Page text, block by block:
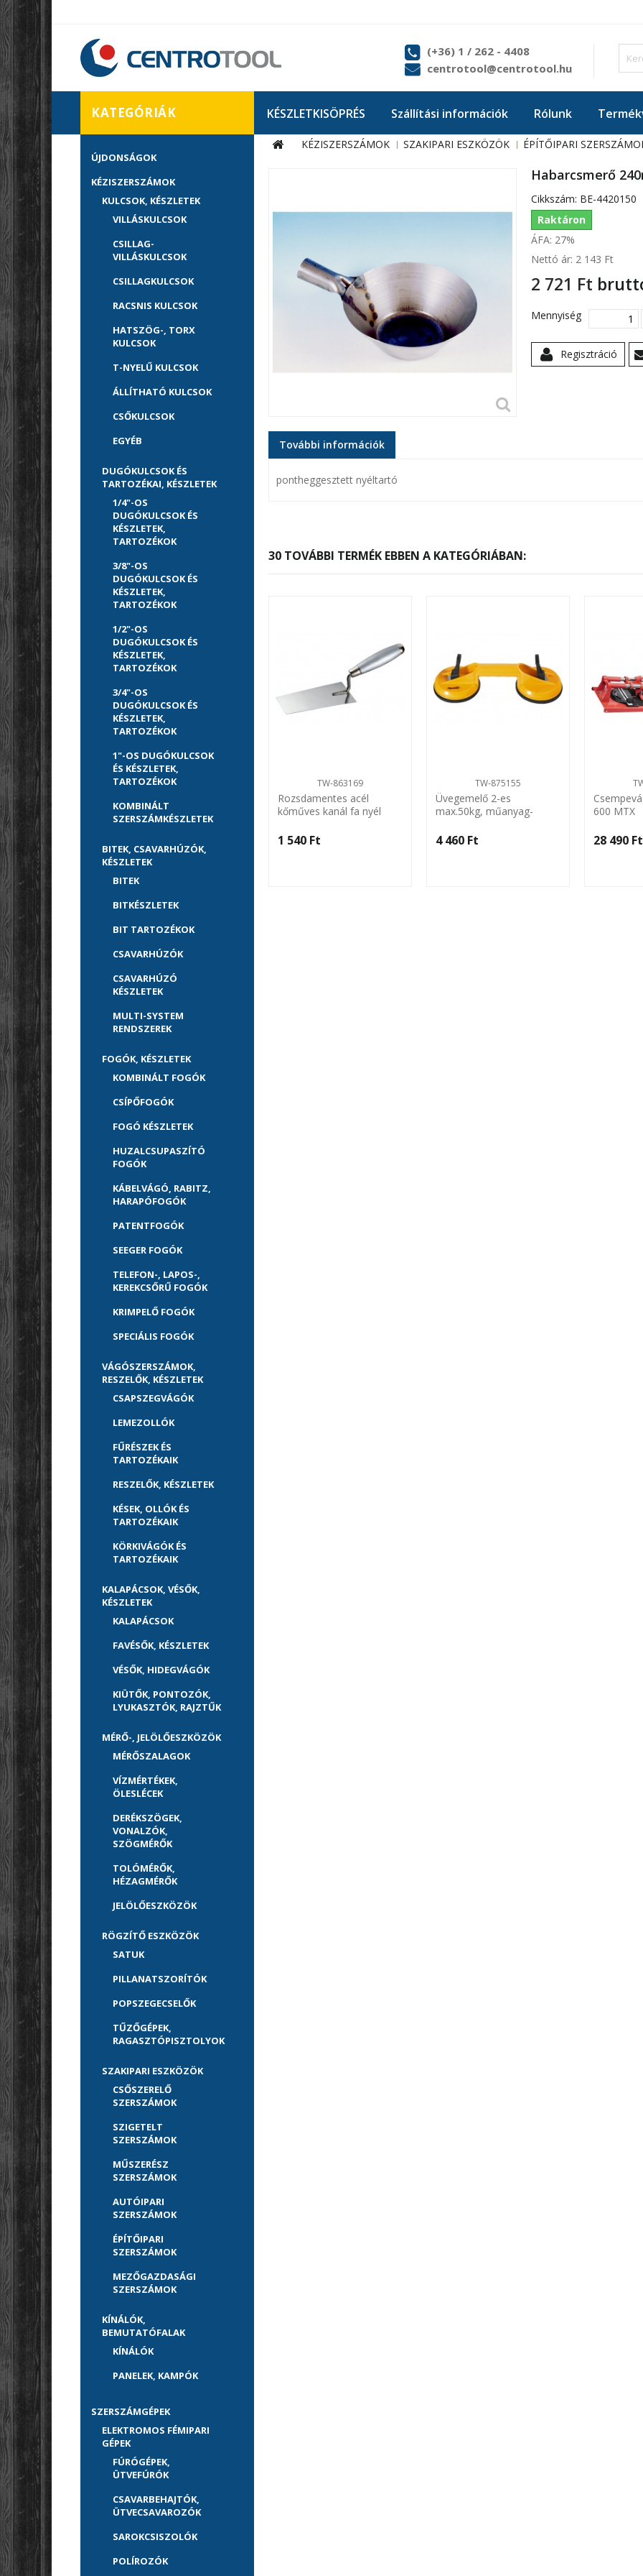
(+36) 1 / 262 - 4408
centrotool@centrotool.hu
KÉSZLETKISÖPRÉS Szállítási információk Rólunk
KATEGÓRIÁK
ÚJDONSÁGOK
KÉZISZERSZÁMOK
KULCSOK, KÉSZLETEK
VILLÁSKULCSOK
CSILLAG-
VILLÁSKULCSOK
CSILLAGKULCSOK
RACSNIS KULCSOK
HATSZÖG-, TORX
KULCSOK
T-NYELŰ KULCSOK
ÁLLÍTHATÓ KULCSOK
CSŐKULCSOK
EGYÉB
DUGÓKULCSOK ÉS
TARTOZÉKAI, KÉSZLETEK
1/4"-OS
DUGÓKULCSOK ÉS
KÉSZLETEK,
TARTOZÉKOK
3/8"-OS
DUGÓKULCSOK ÉS
KÉSZLETEK,
TARTOZÉKOK
1/2"-OS
DUGÓKULCSOK ÉS
KÉSZLETEK,
TARTOZÉKOK
3/4"-OS
DUGÓKULCSOK ÉS
KÉSZLETEK,
TARTOZÉKOK
1"-OS DUGÓKULCSOK
ÉS KÉSZLETEK,
TARTOZÉKOK
KOMBINÁLT
SZERSZÁMKÉSZLETEK
BITEK, CSAVARHÚZÓK,
KÉSZLETEK
BITEK
BITKÉSZLETEK
BIT TARTOZÉKOK
CSAVARHÚZÓK
CSAVARHÚZÓ
KÉSZLETEK
MULTI-SYSTEM
RENDSZEREK
FOGÓK, KÉSZLETEK
KOMBINÁLT FOGÓK
CSÍPŐFOGÓK
FOGÓ KÉSZLETEK
HUZALCSUPASZÍTÓ
FOGÓK
KÁBELVÁGÓ, RABITZ,
HARAPÓFOGÓK
PATENTFOGÓK
SEEGER FOGÓK
TELEFON-, LAPOS-,
KEREKCSŐRŰ FOGÓK
KRIMPELŐ FOGÓK
SPECIÁLIS FOGÓK
VÁGÓSZERSZÁMOK,
RESZELŐK, KÉSZLETEK
CSAPSZEGVÁGÓK
LEMEZOLLÓK
FŰRÉSZEK ÉS
TARTOZÉKAIK
RESZELŐK, KÉSZLETEK
KÉSEK, OLLÓK ÉS
TARTOZÉKAIK
KÖRKIVÁGÓK ÉS
TARTOZÉKAIK
KALAPÁCSOK, VÉSŐK,
KÉSZLETEK
KALAPÁCSOK
FAVÉSŐK, KÉSZLETEK
VÉSŐK, HIDEGVÁGÓK
KIÜTŐK, PONTOZÓK,
LYUKASZTÓK, RAJZTŰK
MÉRŐ-, JELÖLŐESZKÖZÖK
MÉRŐSZALAGOK
VÍZMÉRTÉKEK,
ÖLESLÉCEK
DERÉKSZÖGEK,
VONALZÓK,
SZÖGMÉRŐK
TOLÓMÉRŐK,
HÉZAGMÉRŐK
JELÖLŐESZKÖZÖK
RÖGZÍTŐ ESZKÖZÖK
SATUK
PILLANATSZORÍTÓK
POPSZEGECSELŐK
TŰZŐGÉPEK,
RAGASZTÓPISZTOLYOK
SZAKIPARI ESZKÖZÖK
CSŐSZERELŐ
SZERSZÁMOK
SZIGETELT
SZERSZÁMOK
MŰSZERÉSZ
SZERSZÁMOK
AUTÓIPARI
SZERSZÁMOK
ÉPÍTŐIPARI
SZERSZÁMOK
MEZŐGAZDASÁGI
SZERSZÁMOK
KÍNÁLÓK,
BEMUTATÓFALAK
KÍNÁLÓK
PANELEK, KAMPÓK
SZERSZÁMGÉPEK
ELEKTROMOS FÉMIPARI
GÉPEK
FÚRÓGÉPEK,
ÜTVEFÚRÓK
CSAVARBEHAJTÓK,
ÜTVECSAVAROZÓK
SAROKCSISZOLÓK
POLÍROZÓK
KÉZISZERSZÁMOK SZAKIPARI ESZKÖZÖK ÉPÍTŐIPARI
Habarcsmerő
Cikkszám: BE-4420150
Raktáron
ÁFA: 27%
Nettó ár: 2 143 Ft‎
2 721 Ft‎
Mennyiség
Regisztráció
További információk
pontheggesztett nyéltartó
30 TOVÁBBI TERMÉK EBBEN A KATEGÓRIÁBAN:
TW-863169
Rozsdamentes acél
kőműves kanál fa nyél
1 540 Ft‎
TW-875155
Üvegemelő 2-es
max.50kg, műanyag-
4 460 Ft‎
600 MTX
28 490 Ft‎